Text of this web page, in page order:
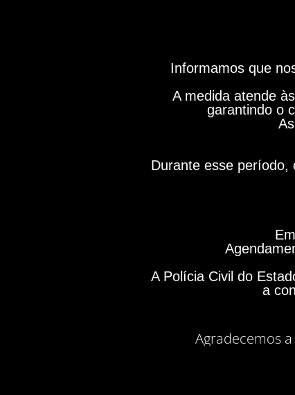
Informamos que
A medida atende
garantindo o
Durante esse período,
A Polícia Civil do
a
Agradecemos